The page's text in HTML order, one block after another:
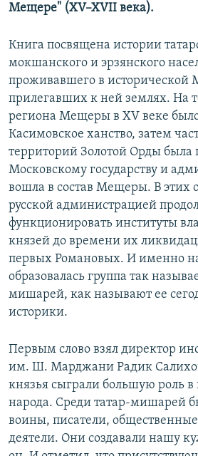
Мещере" (XV–XVII века).
Книга посвящена истории
мокшанского и эрзянского
проживавшего в исторической
прилегавших к ней землях. На
региона Мещеры в XV веке
Касимовское ханство, затем
территорий Золотой Орды была
Московскому государству и
вошла в состав Мещеры. В этих
русской администрацией
функционировать институты
князей до времени их
первых Романовых. И именно
образовалась группа так
мишарей, как называют ее
историки.
Первым слово взял директор
им. Ш. Марджани Радик
князья сыграли большую роль в
народа. Среди татар-мишарей
воины, писатели,
деятели. Они создавали нашу